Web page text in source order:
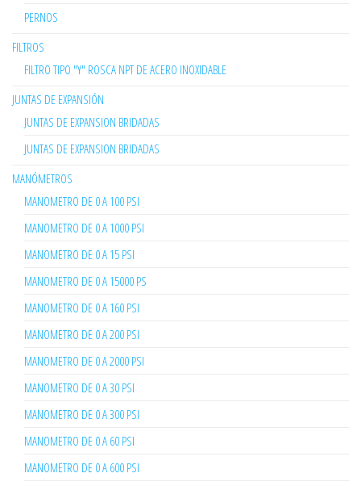
PERNOS
FILTROS
FILTRO TIPO "Y" ROSCA NPT DE ACERO INOXIDABLE
JUNTAS DE EXPANSIÓN
JUNTAS DE EXPANSION BRIDADAS
JUNTAS DE EXPANSION BRIDADAS
MANÓMETROS
MANOMETRO DE 0 A 100 PSI
MANOMETRO DE 0 A 1000 PSI
MANOMETRO DE 0 A 15 PSI
MANOMETRO DE 0 A 15000 PS
MANOMETRO DE 0 A 160 PSI
MANOMETRO DE 0 A 200 PSI
MANOMETRO DE 0 A 2000 PSI
MANOMETRO DE 0 A 30 PSI
MANOMETRO DE 0 A 300 PSI
MANOMETRO DE 0 A 60 PSI
MANOMETRO DE 0 A 600 PSI